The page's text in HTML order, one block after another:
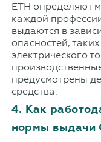
ЕТН определяют
каждой
выдаются в
опасностей,
электрического
предусмотрены
средства.
4. Как
нормы выдачи